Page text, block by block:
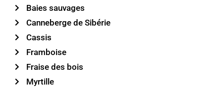
Baies sauvages
Canneberge de Sibérie
Cassis
Framboise
Fraise des bois
Myrtille